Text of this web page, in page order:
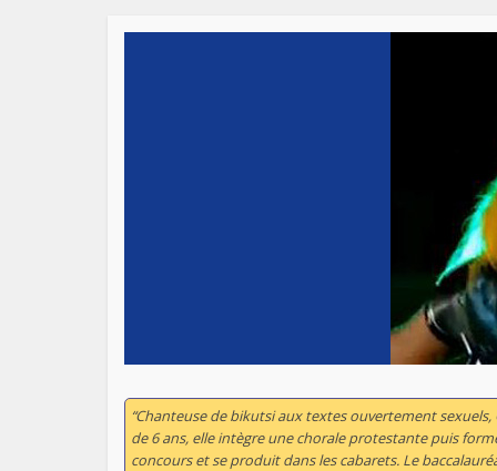
“Chanteuse de bikutsi aux textes ouvertement sexuels,
de 6 ans, elle intègre une chorale protestante puis
concours et se produit dans les cabarets. Le